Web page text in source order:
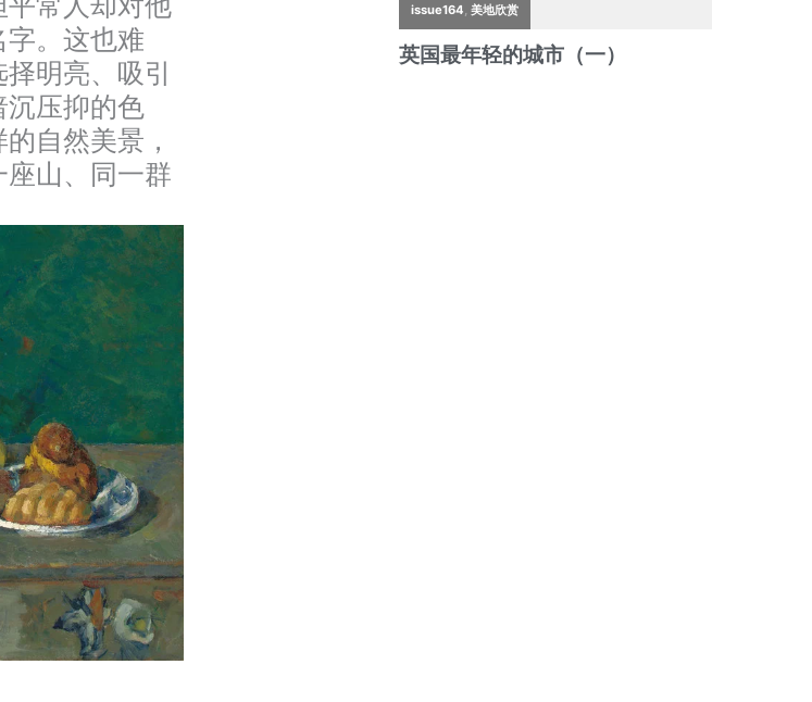
。这也难
明亮、吸引
沉压抑的色
自然美景，
山、同一群